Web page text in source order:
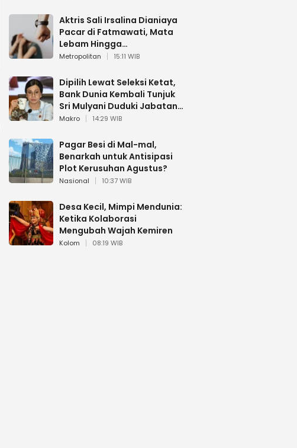
Aktris Sali Irsalina Dianiaya
Pacar di Fatmawati, Mata
Lebam Hingga
Diselamatkan Polantas
Metropolitan 15:11 WIB
Dipilih Lewat Seleksi Ketat,
Bank Dunia Kembali Tunjuk
Sri Mulyani Duduki Jabatan
Strategis
Makro 14:29 WIB
Pagar Besi di Mal-mal,
Benarkah untuk Antisipasi
Plot Kerusuhan Agustus?
Nasional 10:37 WIB
Desa Kecil, Mimpi Mendunia:
Ketika Kolaborasi
Mengubah Wajah Kemiren
Kolom 08:19 WIB